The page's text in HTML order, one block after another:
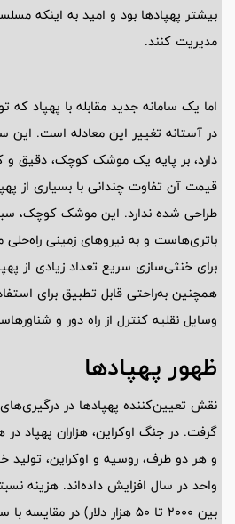
بیشتر پهپادها بود و امید به اینکه
مدیریت کنند.
در آستانه تغییر این معادله است. این
دارد، بر پایه یک موشک کوچک، دقیق و
قیمت آن تفاوت چندانی با بسیاری از
طراحی شده ندارد. این موشک کوچک،
باتری‌هاست و به نیروهای زمینی
برای خنثی‌سازی سریع تعداد زیادی از
همچنین به‌راحتی قابل تطبیق برای
وسایل نقلیه کنترل از راه دور و
ظهور پهپادها
نقش تعیین‌کننده پهپادها در
گرفت. در جنگ اوکراین، هزاران پهپاد
و هر دو طرف، روسیه و اوکراین، تولید
واحد در سال افزایش داده‌اند. هزینه
بین 2000 تا 50 هزار دلار) در